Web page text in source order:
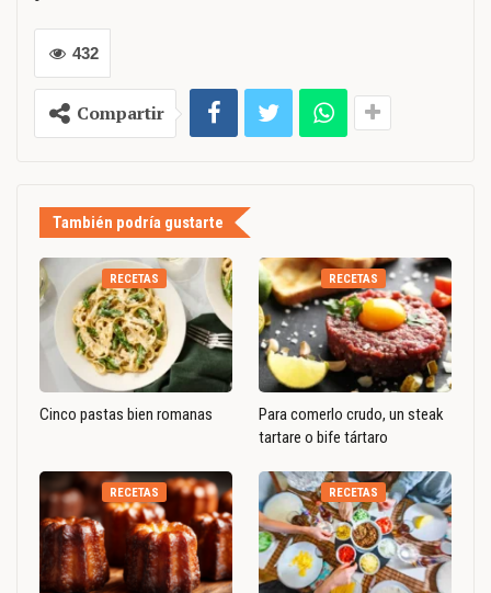
432
Compartir
También podría gustarte
RECETAS
Cinco pastas bien romanas
RECETAS
Para comerlo crudo, un steak
tartare o bife tártaro
RECETAS RECETAS